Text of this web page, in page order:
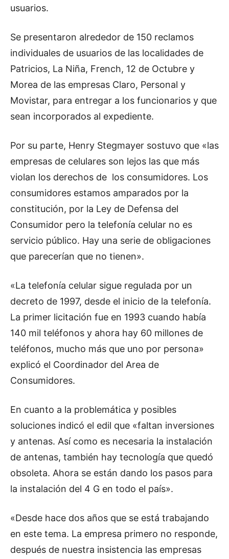
usuarios.
Se presentaron alrededor de 150 reclamos
individuales de usuarios de las localidades de
Patricios, La Niña, French, 12 de Octubre y
Morea de las empresas Claro, Personal y
Movistar, para entregar a los funcionarios y que
sean incorporados al expediente.
Por su parte, Henry Stegmayer sostuvo que «las
empresas de celulares son lejos las que más
violan los derechos de los consumidores. Los
consumidores estamos amparados por la
constitución, por la Ley de Defensa del
Consumidor pero la telefonía celular no es
servicio público. Hay una serie de obligaciones
que parecerían que no tienen».
«La telefonía celular sigue regulada por un
decreto de 1997, desde el inicio de la telefonía.
La primer licitación fue en 1993 cuando había
140 mil teléfonos y ahora hay 60 millones de
teléfonos, mucho más que uno por persona»
explicó el Coordinador del Area de
Consumidores.
En cuanto a la problemática y posibles
soluciones indicó el edil que «faltan inversiones
y antenas. Así como es necesaria la instalación
de antenas, también hay tecnología que quedó
obsoleta. Ahora se están dando los pasos para
la instalación del 4 G en todo el país».
«Desde hace dos años que se está trabajando
en este tema. La empresa primero no responde,
después de nuestra insistencia las empresas